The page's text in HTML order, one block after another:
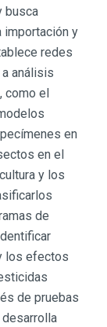
busca
importación y
redes
análisis
el
en
en el
y los
de
los efectos
de pruebas
desarrolla